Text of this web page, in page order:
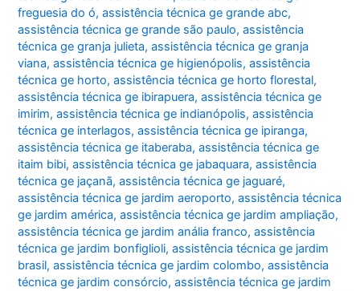
freguesia do ó,assistência técnica ge grande abc,
assistência técnica ge grande são paulo,assistência
técnica ge granja julieta,assistência técnica ge granja
viana,assistência técnica ge higienópolis,assistência
técnica ge horto,assistência técnica ge horto florestal,
assistência técnica ge ibirapuera,assistência técnica ge
imirim,assistência técnica ge indianópolis,assistência
técnica ge interlagos,assistência técnica ge ipiranga,
assistência técnica ge itaberaba,assistência técnica ge
itaim bibi,assistência técnica ge jabaquara,assistência
técnica ge jaçanã,assistência técnica ge jaguaré,
assistência técnica ge jardim aeroporto,assistência técnica
ge jardim américa,assistência técnica ge jardim ampliação,
assistência técnica ge jardim anália franco,assistência
técnica ge jardim bonfiglioli,assistência técnica ge jardim
brasil,assistência técnica ge jardim colombo,assistência
técnica ge jardim consórcio,assistência técnica ge jardim